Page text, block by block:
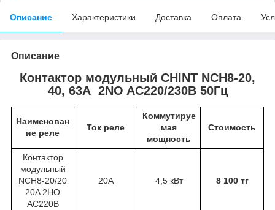
Описание Характеристики Доставка Оплата
Описание
Контактор модульный CHINT NCH8-20,
40, 63А 2NO AC220/230В 50Гц
Наименован
ие реле
Ток реле
Коммутируе
мая
мощность
Стоимость
Контактор
модульный
NCH8-20/20
20A 2НО
АС220В
20А 4,5 кВт 8 100 тг